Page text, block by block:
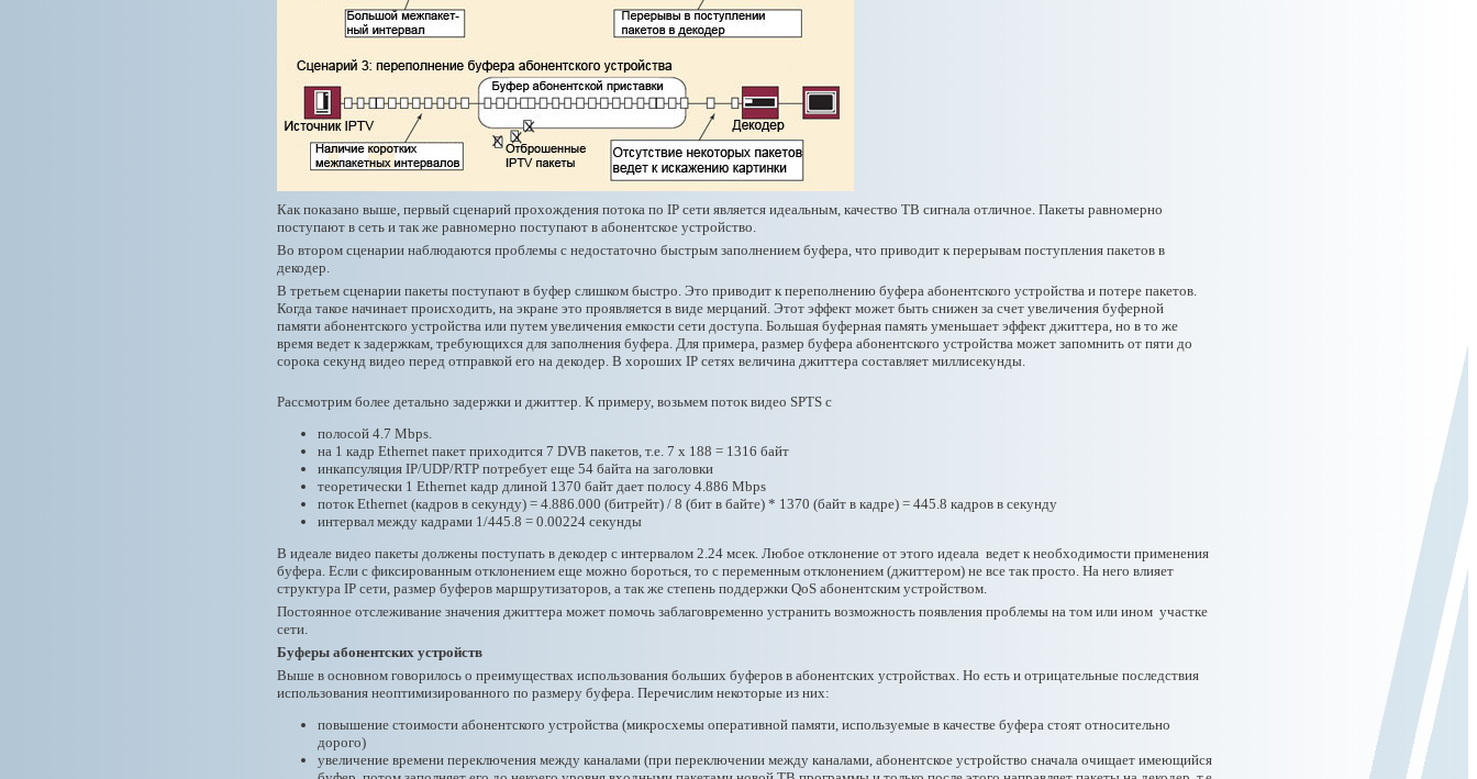
Как показано выше, первый сценарий прохождения потока по IP сети является идеальным, качество ТВ сигнала отличное. Пакеты равномерно
поступают в сеть и так же равномерно поступают в абонентское устройство.
Во втором сценарии наблюдаются проблемы с недостаточно быстрым заполнением буфера, что приводит к перерывам поступления пакетов в
декодер.
В третьем сценарии пакеты поступают в буфер слишком быстро. Это приводит к переполнению буфера абонентского устройства и потере пакетов.
Когда такое начинает происходить, на экране это проявляется в виде мерцаний. Этот эффект может быть снижен за счет увеличения буферной
памяти абонентского устройства или путем увеличения емкости сети доступа. Большая буферная память уменьшает эффект джиттера, но в то же
время ведет к задержкам, требующихся для заполнения буфера. Для примера, размер буфера абонентского устройства может запомнить от пяти до
сорока секунд видео перед отправкой его на декодер. В хороших IP сетях величина джиттера составляет миллисекунды.
Рассмотрим более детально задержки и джиттер. К примеру, возьмем поток видео SPTS с
полосой 4.7 Mbps.
на 1 кадр Ethernet пакет приходится 7 DVB пакетов, т.е. 7 х 188 = 1316 байт
инкапсуляция IP/UDP/RTP потребует еще 54 байта на заголовки
теоретически 1 Ethernet кадр длиной 1370 байт дает полосу 4.886 Mbps
поток Ethernet (кадров в секунду) = 4.886.000 (битрейт) / 8 (бит в байте) * 1370 (байт в кадре) = 445.8 кадров в секунду
интервал между кадрами 1/445.8 = 0.00224 секунды
В идеале видео пакеты должены поступать в декодер с интервалом 2.24 мсек. Любое отклонение от этого идеала ведет к необходимости применения
буфера. Если с фиксированным отклонением еще можно бороться, то с переменным отклонением (джиттером) не все так просто. На него влияет
структура IP сети, размер буферов маршрутизаторов, а так же степень поддержки QoS абонентским устройством.
Постоянное отслеживание значения джиттера может помочь заблаговременно устранить возможность появления проблемы на том или ином участке
сети.
Буферы абонентских устройств
Выше в основном говорилось о преимуществах использования больших буферов в абонентских устройствах. Но есть и отрицательные последствия
использования неоптимизированного по размеру буфера. Перечислим некоторые из них:
повышение стоимости абонентского устройства (микросхемы оперативной памяти, используемые в качестве буфера стоят относительно
дорого)
увеличение времени переключения между каналами (при переключении между каналами, абонентское устройство сначала очищает имеющийся